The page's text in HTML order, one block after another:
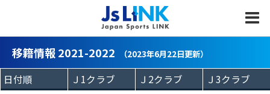
移籍情報 2021-2022 （2023年6月22日更新）